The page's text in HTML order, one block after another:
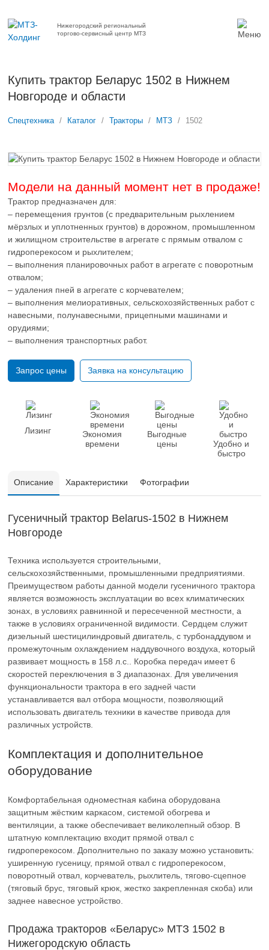
Нижегородский региональный
торгово-сервисный центр МТЗ
Купить трактор Беларус 1502 в Нижнем
Новгороде и области
Спецтехника / Каталог / Тракторы / МТЗ / 1502
Модели на данный момент нет в продаже!
Трактор предназначен для:
– перемещения грунтов (с предварительным рыхлением
мёрзлых и уплотненных грунтов) в дорожном, промышленном
и жилищном строительстве в агрегате с прямым отвалом с
гидроперекосом и рыхлителем;
– выполнения планировочных работ в агрегате с поворотным
отвалом;
– удаления пней в агрегате с корчевателем;
– выполнения мелиоративных, сельскохозяйственных работ с
навесными, полунавесными, прицепными машинами и
орудиями;
– выполнения транспортных работ.
Запрос цены Заявка на консультацию
Лизинг
Экономия
времени
Выгодные
цены
Удобно и
быстро
Описание Характеристики Фотографии
Гусеничный трактор Belarus-1502 в Нижнем
Новгороде
Техника используется строительными,
сельскохозяйственными, промышленными предприятиями.
Преимуществом работы данной модели гусеничного трактора
является возможность эксплуатации во всех климатических
зонах, в условиях равнинной и пересеченной местности, а
также в условиях ограниченной видимости. Сердцем служит
дизельный шестицилиндровый двигатель, с турбонаддувом и
промежуточным охлаждением наддувочного воздуха, который
развивает мощность в 158 л.с.. Коробка передач имеет 6
скоростей переключения в 3 диапазонах. Для увеличения
функциональности трактора в его задней части
устанавливается вал отбора мощности, позволяющий
использовать двигатель техники в качестве привода для
различных устройств.
Комплектация и дополнительное
оборудование
Комфортабельная одноместная кабина оборудована
защитным жёстким каркасом, системой обогрева и
вентиляции, а также обеспечивает великолепный обзор. В
штатную комплектацию входит прямой отвал с
гидроперекосом. Дополнительно по заказу можно установить:
уширенную гусеницу, прямой отвал с гидроперекосом,
поворотный отвал, корчеватель, рыхлитель, тягово-сцепное
(тяговый брус, тяговый крюк, жестко закрепленная скоба) или
заднее навесное устройство.
Продажа тракторов «Беларус» МТЗ 1502 в
Нижегородскую область